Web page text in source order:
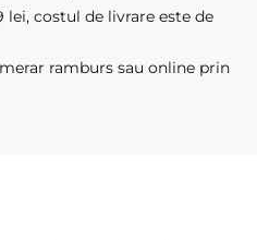
lei, costul de livrare este de
ramburs sau online prin